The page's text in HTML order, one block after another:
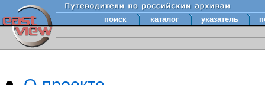
поиск каталог указатель